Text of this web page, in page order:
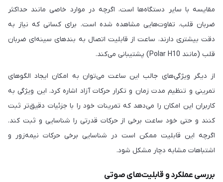
مقایسه با سایر دستگاه‌ها است، اگرچه در موارد خاصی مانند حداکثر
ضربان قلب، تفاوت‌هایی مشاهده شده است. برای کسانی که نیاز به
دقت بیشتری دارند، ساعت از قابلیت اتصال به بندهای سینه‌ای ضربان
قلب (مانند Polar H10) پشتیبانی می‌کند.
از دیگر ویژگی‌های جالب این ساعت می‌توان به امکان ایجاد الگوهای
تمرینی و تنظیم مدت زمان و تکرار حرکات آزاد اشاره کرد. این ویژگی به
کاربران این امکان را می‌دهد که تمرینات خود را با جزئیات دقیق‌تر ثبت
کنند و حتی خود ساعت برخی از حرکات قدرتی را شناسایی و ثبت کند.
اگرچه این قابلیت ممکن است در شناسایی برخی حرکات نیمه‌زور و
اشتباهات مشابه دچار مشکل شود.
بررسی عملکرد و قابلیت‌های صوتی